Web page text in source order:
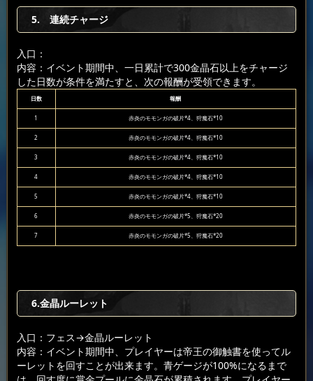
5. 連続チャージ
入口：
内容：イベント期間中、一日累計で300金晶石以上をチャージ
した日数が条件を満たすと、次の報酬が受領できます。
日数 報酬
1 赤炎のモモンガの破片*4、狩魔石*10
2 赤炎のモモンガの破片*4、狩魔石*10
3 赤炎のモモンガの破片*4、狩魔石*10
4 赤炎のモモンガの破片*4、狩魔石*10
5 赤炎のモモンガの破片*4、狩魔石*10
6 赤炎のモモンガの破片*5、狩魔石*20
7 赤炎のモモンガの破片*5、狩魔石*20
6.金晶ルーレット
入口：フェス→金晶ルーレット
内容：イベント期間中、プレイヤーは帝王の御触書を使ってル
ーレットを回すことが出来ます。青ゲージが100%になるまで